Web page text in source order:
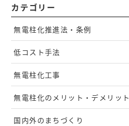
カテゴリー
無電柱化推進法・条例
低コスト手法
無電柱化工事
無電柱化のメリット・デメリット
国内外のまちづくり